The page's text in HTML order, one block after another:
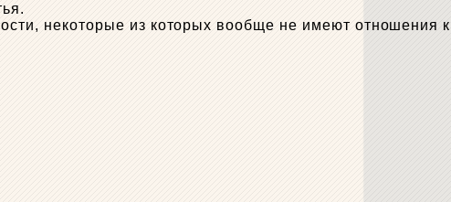
некоторые из которых вообще не имеют отношения к